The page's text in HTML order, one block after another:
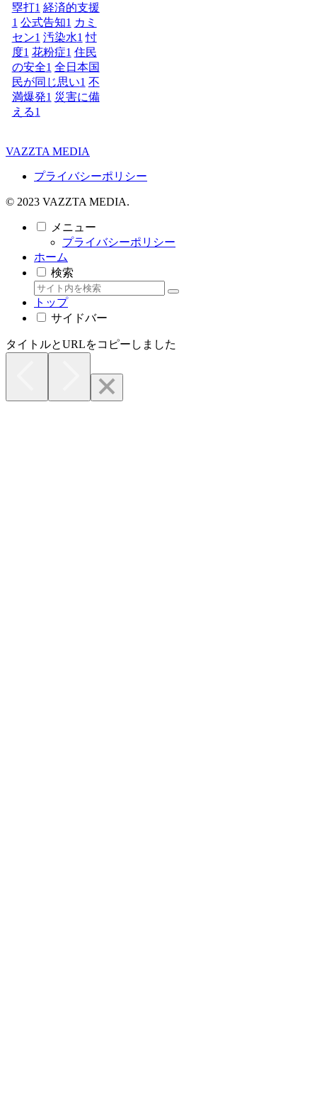
塁打1 経済的支援
1 公式告知1 カミ
セン1 汚染水1 忖
度1 花粉症1 住民
の安全1 全日本国
民が同じ思い1 不
満爆発1 災害に備
える1
VAZZTA MEDIA
プライバシーポリシー
© 2023 VAZZTA MEDIA.
メニュー
プライバシーポリシー
ホーム
検索
トップ
サイドバー
タイトルとURLをコピーしました